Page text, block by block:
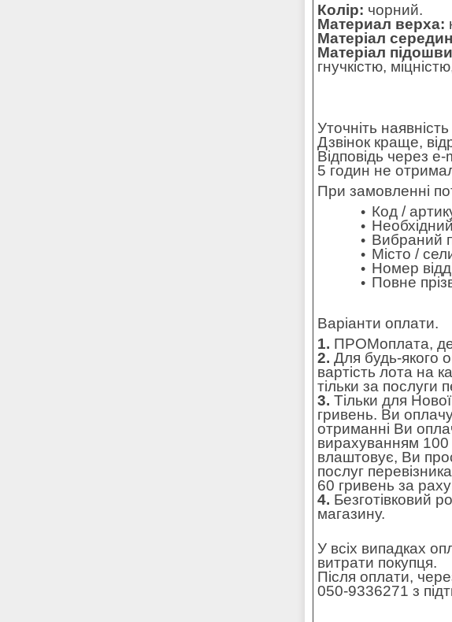
Колір: чорний.
Материал верха:
Матеріал
Матеріал
гнучкістю,
Уточніть
Дзвінок краще,
Відповідь через
5 годин не
При замовленні
Код /
Вибраний
Місто /
Номер
Повне
Варіанти оплати.
1. ПРОМоплата,
2. Для будь-якого
вартість лота на
тільки за послуги
3. Тільки для
гривень. Ви
отриманні Ви
вирахуванням 100
влаштовує, Ви
послуг
60 гривень за
4. Безготівковий
магазину.
У всіх випадках
витрати покупця.
Після оплати,
050-9336271 з